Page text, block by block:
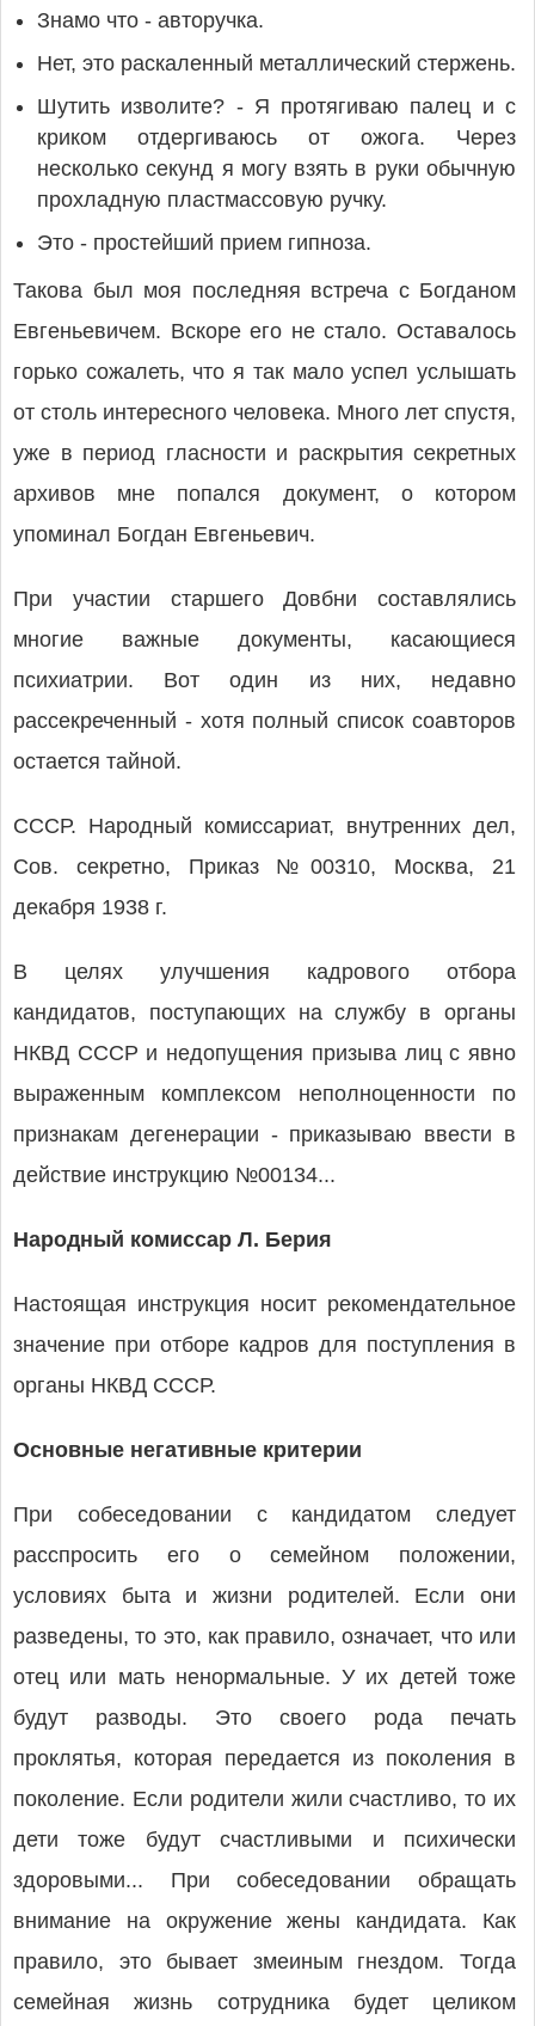
Знамо что - авторучка.
Нет, это раскаленный металлический стержень.
Шутить изволите? - Я протягиваю палец и с
криком отдергиваюсь от ожога. Через
несколько секунд я могу взять в руки обычную
прохладную пластмассовую ручку.
Это - простейший прием гипноза.
Такова был моя последняя встреча с Богданом
Евгеньевичем. Вскоре его не стало. Оставалось
горько сожалеть, что я так мало успел услышать
от столь интересного человека. Много лет спустя,
уже в период гласности и раскрытия секретных
архивов мне попался документ, о котором
упоминал Богдан Евгеньевич.
При участии старшего Довбни составлялись
многие важные документы, касающиеся
психиатрии. Вот один из них, недавно
рассекреченный - хотя полный список соавторов
остается тайной.
СССР. Народный комиссариат, внутренних дел,
Сов. секретно, Приказ №00310, Москва, 21
декабря 1938 г.
В целях улучшения кадрового отбора
кандидатов, поступающих на службу в органы
НКВД СССР и недопущения призыва лиц с явно
выраженным комплексом неполноценности по
признакам дегенерации - приказываю ввести в
действие инструкцию №00134...
Народный комиссар Л. Берия
Настоящая инструкция носит рекомендательное
значение при отборе кадров для поступления в
органы НКВД СССР.
Основные негативные критерии
При собеседовании с кандидатом следует
расспросить его о семейном положении,
условиях быта и жизни родителей. Если они
разведены, то это, как правило, означает, что или
отец или мать ненормальные. У их детей тоже
будут разводы. Это своего рода печать
проклятья, которая передается из поколения в
поколение. Если родители жили счастливо, то их
дети тоже будут счастливыми и психически
здоровыми... При собеседовании обращать
внимание на окружение жены кандидата. Как
правило, это бывает змеиным гнездом. Тогда
семейная жизнь сотрудника будет целиком